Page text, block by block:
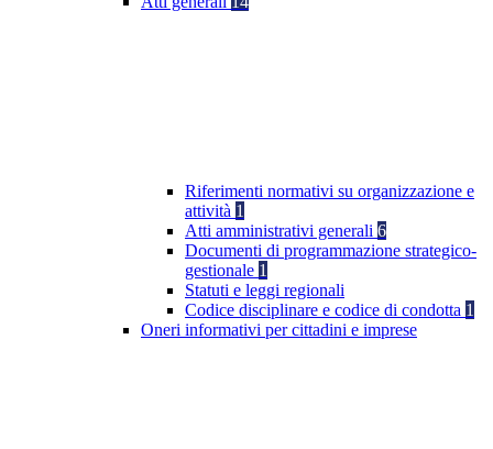
Riferimenti normativi su organizzazione e
attività 1
Atti amministrativi generali 6
Documenti di programmazione strategico-
gestionale 1
Statuti e leggi regionali
Codice disciplinare e codice di condotta 1
Oneri informativi per cittadini e imprese